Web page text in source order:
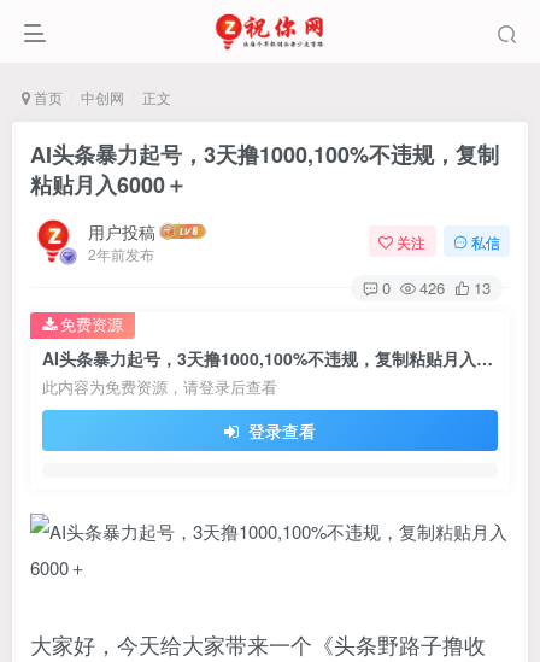
首页 中创网 正文
AI头条暴力起号，3天撸1000,100%不违规，复制
粘贴月入6000＋
用户投稿
2年前发布
关注 私信
0 426 13
AI头条暴力起号，3天撸1000,100%不违规，复制粘贴月入6000＋
此内容为免费资源，请登录后查看
登录查看
免费资源
大家好，今天给大家带来一个《头条野路子撸收